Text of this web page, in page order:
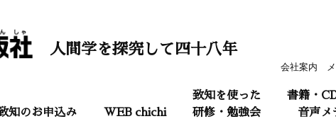
会社案内
人間学を探究して四十八年
知のお申込み WEB chichi
致知を使った
研修・勉強会
書籍・
音声メ